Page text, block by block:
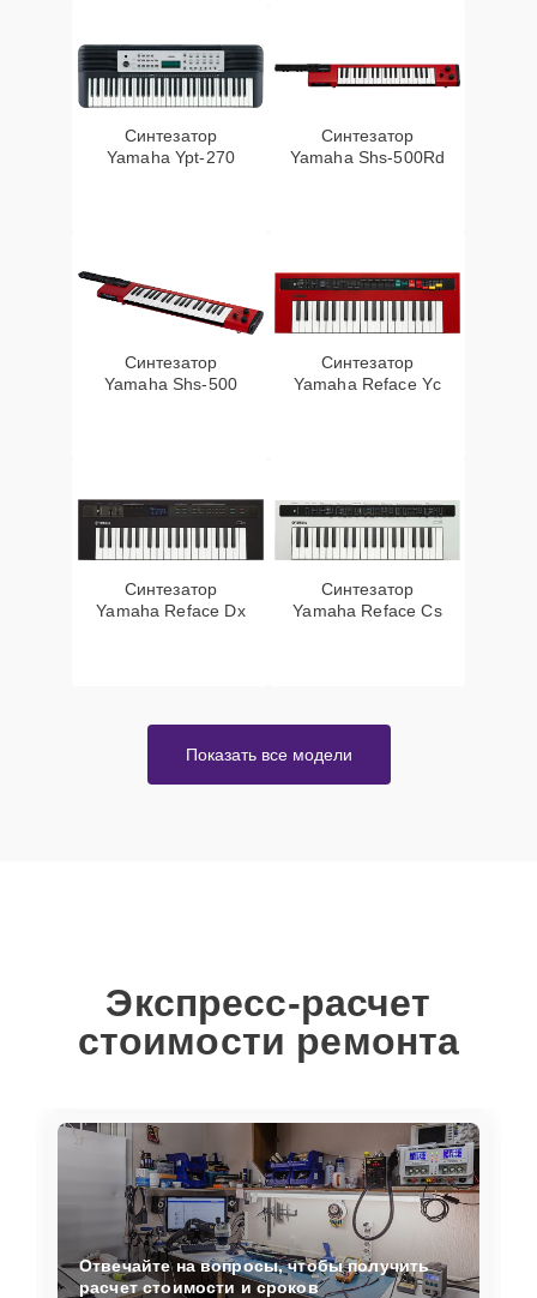
Синтезатор
Yamaha Ypt-270
Синтезатор
Yamaha Shs-500Rd
Синтезатор
Yamaha Shs-500
Синтезатор
Yamaha Reface Yc
Синтезатор
Yamaha Reface Dx
Синтезатор
Yamaha Reface Cs
Показать все модели
Экспресс-расчет
стоимости ремонта
Отвечайте на вопросы, чтобы получить
расчет стоимости и сроков